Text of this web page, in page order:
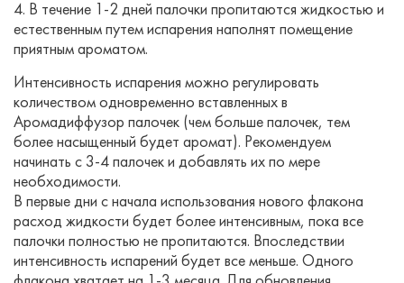
4. В течение 1-2 дней палочки пропитаются жидкостью и
естественным путем испарения наполнят помещение
приятным ароматом.
Интенсивность испарения можно регулировать
количеством одновременно вставленных в
Аромадиффузор палочек (чем больше палочек, тем
более насыщенный будет аромат). Рекомендуем
начинать с 3-4 палочек и добавлять их по мере
необходимости.
В первые дни с начала использования нового флакона
расход жидкости будет более интенсивным, пока все
палочки полностью не пропитаются. Впоследствии
интенсивность испарений будет все меньше. Одного